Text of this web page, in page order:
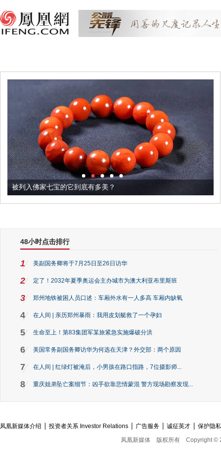
被列入佛家七宝的它到底有多美？
48小时点击排行
1 美副国务卿将于7月25日至26日访华
2 定了！2032年夏季奥运会主办城市为澳大利亚布里斯班
3 郑州地铁被困人员口述：车厢外水有一人多高 车厢内缺氧
4 在人间 | 亲历郑州暴雨：我用皮划艇救了一个孕妇
5 生命至上！第83集团军某旅紧急实施爆破分洪
6 美国常务副国务卿访华为何选在天津？外交部：两个原因
7 在人间 | 红绿灯被淹后，小男孩在路口指路，7位摄影师...
8 重庆姐弟坠亡案细节：凶手欲靠悲情蒙混 警方现场勘察发现...
凤凰新媒体介绍 投资者关系 Investor Relations 广告服务 诚征英才
保护隐
凤凰新媒体
版权所有 Copyright ©